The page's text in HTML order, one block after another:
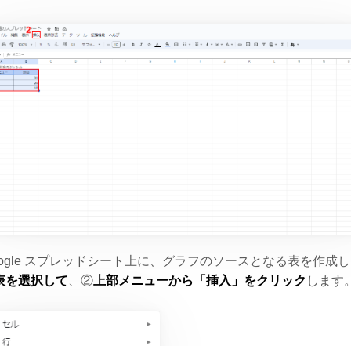
スプレッドシート上に、グラフのソースとなる表を作成
を選択して 、② 上部メニューから「挿入」をクリック します